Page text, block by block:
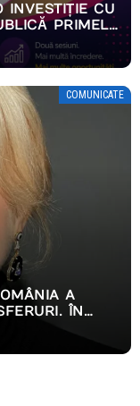
INVESTIȚIE CU
PRIMELE
COMUNICATE
A
ÎN